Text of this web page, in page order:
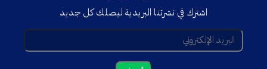
اشترك في نشرتنا البريدية ليصلك كل جديد